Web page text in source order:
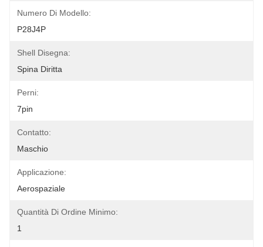
Numero Di Modello:
P28J4P
Shell Disegna:
Spina Diritta
Perni:
7pin
Contatto:
Maschio
Applicazione:
Aerospaziale
Quantità Di Ordine Minimo:
1